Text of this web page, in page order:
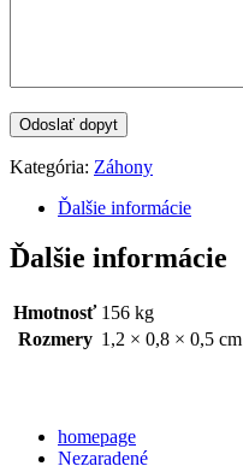
Kategória: Záhony
Ďalšie informácie
Ďalšie informácie
Hmotnosť 156 kg
Rozmery 1,2 × 0,8 × 0,5 cm
homepage
Nezaradené